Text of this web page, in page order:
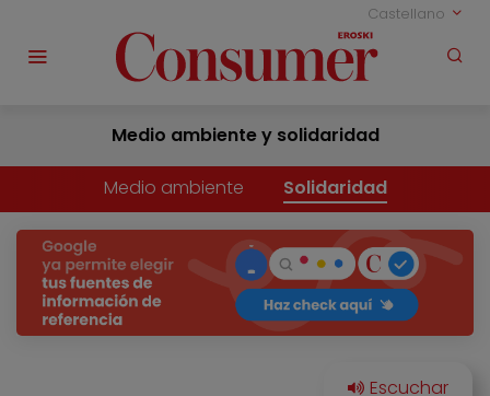
Castellano
Medio ambiente y solidaridad
Medio ambiente Solidaridad